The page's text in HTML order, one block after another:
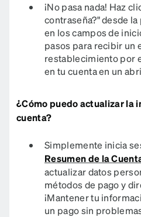
¡No pasa nada! Haz
contraseña?" desde
en los campos de
pasos para recibir un
restablecimiento por
en tu cuenta en un
¿Cómo puedo actualizar la
cuenta?
Simplemente inicia
Resumen de la
actualizar datos
métodos de pago y
¡Mantener tu
un pago sin